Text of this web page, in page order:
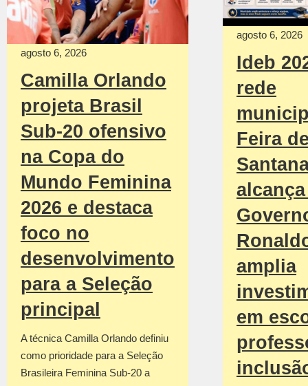
agosto 6, 2026
Camilla Orlando
projeta Brasil
Sub-20 ofensivo
na Copa do
Mundo Feminina
2026 e destaca
foco no
desenvolvimento
para a Seleção
principal
A técnica Camilla Orlando definiu
como prioridade para a Seleção
Brasileira Feminina Sub-20 a
agosto 6, 2026
Ideb
rede
Feira
amplia
em